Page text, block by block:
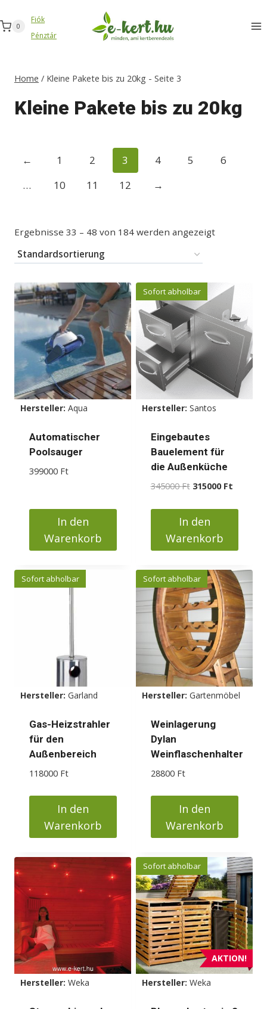
Inhalt
springen
0
Fiók
Pénztár
Home / Kleine Pakete bis zu 20kg - Seite 3
Kleine Pakete bis zu 20kg
← 1 2 3 4 5
6
…
10 11 12 →
Ergebnisse 33 – 48 von 184 werden angezeigt
Hersteller: Aqua
Automatischer
Poolsauger
399000 Ft
In den
Warenkorb
Sofort abholbar
Hersteller: Santos
Eingebautes
Bauelement für
die Außenküche
345000Ft Ursprünglicher
war:
345000 Ft
315000 FtAktueller
ist:
In den
Warenkorb
Sofort abholbar
Hersteller: Garland
Gas-Heizstrahler
für den
Außenbereich
118000 Ft
In den
Warenkorb
Sofort abholbar
Hersteller: Gartenmöbel
Weinlagerung
Dylan
Weinflaschenhalter
28800 Ft
In den
Warenkorb
Hersteller: Weka
AKTION!
Sofort abholbar
Hersteller: Weka